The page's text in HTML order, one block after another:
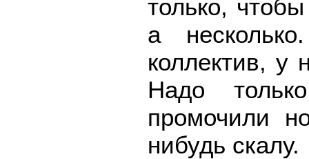
только,
а
коллектив, у
Надо
промочили
нибудь скалу.